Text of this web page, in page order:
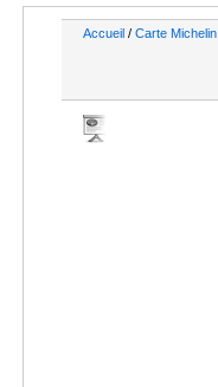
Accueil / Carte Michelin